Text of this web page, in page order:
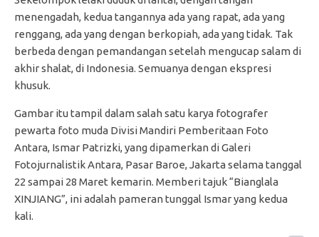
menengadah, kedua tangannya ada yang rapat, ada yang
renggang, ada yang dengan berkopiah, ada yang tidak. Tak
berbeda dengan pemandangan setelah mengucap salam di
akhir shalat, di Indonesia. Semuanya dengan ekspresi
khusuk.
Gambar itu tampil dalam salah satu karya fotografer
pewarta foto muda Divisi Mandiri Pemberitaan Foto
Antara, Ismar Patrizki, yang dipamerkan di Galeri
Fotojurnalistik Antara, Pasar Baroe, Jakarta selama tanggal
22 sampai 28 Maret kemarin. Memberi tajuk “Bianglala
XINJIANG”, ini adalah pameran tunggal Ismar yang kedua
kali.